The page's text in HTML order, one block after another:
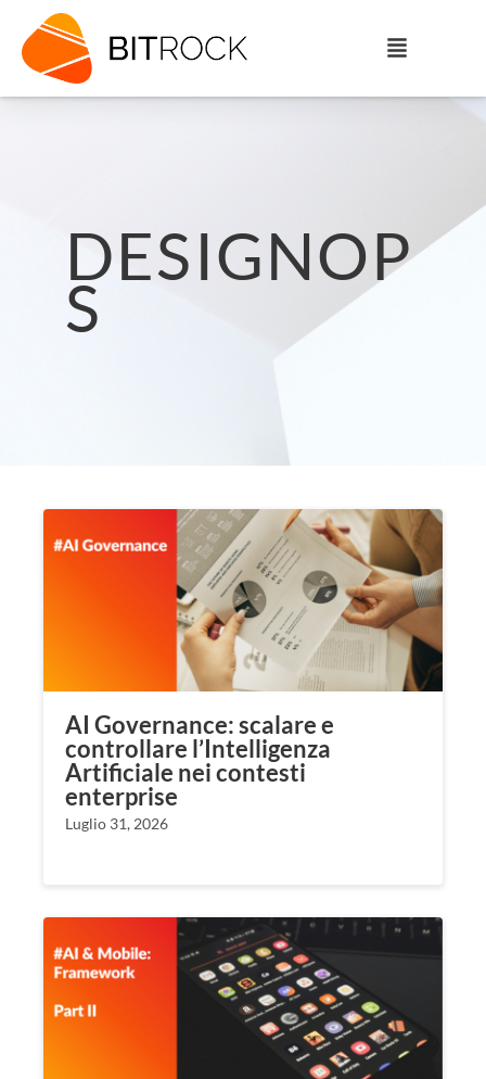
DESIGNOP
S
AI Governance: scalare e
controllare l’Intelligenza
Artificiale nei contesti
enterprise
Luglio 31, 2026